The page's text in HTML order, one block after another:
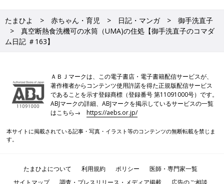
たまひよ 赤ちゃん・育児 日記・マンガ
御手洗直子
真空断熱食洗機可の水筒（UMA)の住処【御手洗直子のコマダ
ム日記 ＃163】
ＡＢＪマークは、この電子書店・電子書籍配信サービスが、
著作権者からコンテンツ使用許諾を得た正規版配信サービス
であることを示す登録商標（登録番号 第11091000号）です。
ABJマークの詳細、ABJマークを掲示しているサービスの一覧
はこちら→https://aebs.or.jp/
本サイトに掲載されている記事・写真・イラスト等のコンテンツの無断転載を禁じま
す。
たまひよについて 利用規約 ポリシー
医師・専門家一覧